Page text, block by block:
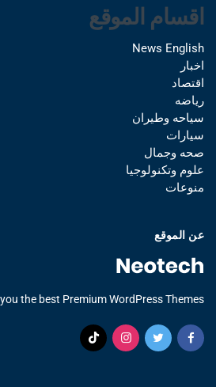
اقسام الموقع
News English
اخبار
اقتصاد
رياضه
سياحه وطيران
سيارات
صحه وجمال
علوم وتكنولوجيا
منوعات
عن الموقع
the best Premium WordPress Themes.